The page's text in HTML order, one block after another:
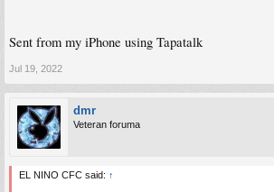
Sent from my iPhone using Tapatalk
Jul 19, 2022
dmr
Veteran foruma
EL NINO CFC said: ↑